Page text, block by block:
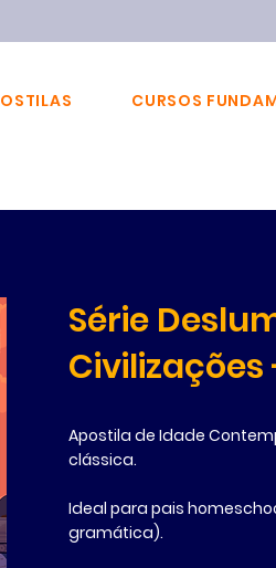
CURSOS
Série
Civilizações
Apostila de Idade
clássica.
Ideal para pais
gramática).